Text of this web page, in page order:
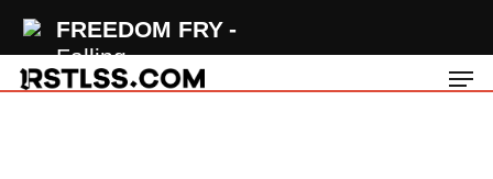
FREEDOM FRY
Falling
main